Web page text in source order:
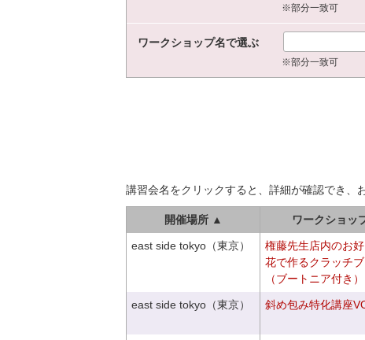
※部分一致可
ワークショップ名で選ぶ
※部分一致可
講習会名をクリックすると、詳細が確認でき、
開催場所 ▲ ワークショッ
east side tokyo（東京）
権藤先生店内のお
花で作るクラッチ
（ブートニア付き）
east side tokyo（東京） 斜め包み特化講座